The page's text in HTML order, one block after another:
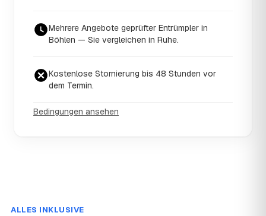
Mehrere Angebote geprüfter Entrümpler in
Böhlen — Sie vergleichen in Ruhe.
Kostenlose Stornierung bis 48 Stunden vor
dem Termin.
Bedingungen ansehen
ALLES INKLUSIVE